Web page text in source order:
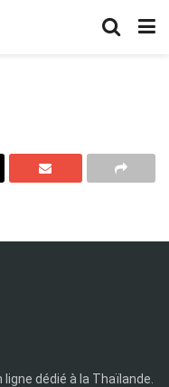
dédié à la Thaïlande.